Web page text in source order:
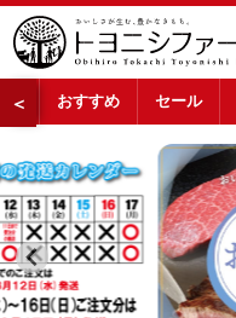
＜ おすすめ セール